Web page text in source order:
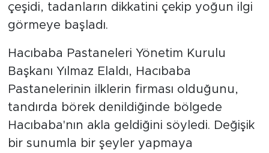
çeşidi, tadanların dikkatini çekip yoğun ilgi
görmeye başladı.
Hacıbaba Pastaneleri Yönetim Kurulu
Başkanı Yılmaz Elaldı, Hacıbaba
Pastanelerinin ilklerin firması olduğunu,
tandırda börek denildiğinde bölgede
Hacıbaba'nın akla geldiğini söyledi. Değişik
bir sunumla bir şeyler yapmaya